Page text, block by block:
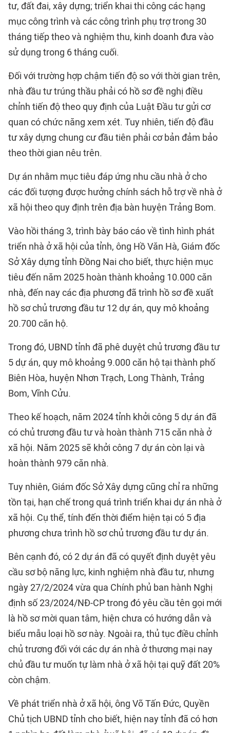
tư, đất đai, xây dựng; triển khai thi công các hạng
mục công trình và các công trình phụ trợ trong 30
tháng tiếp theo và nghiệm thu, kinh doanh đưa vào
sử dụng trong 6 tháng cuối.
Đối với trường hợp chậm tiến độ so với thời gian trên,
nhà đầu tư trúng thầu phải có hồ sơ đề nghị điều
chỉnh tiến độ theo quy định của Luật Đầu tư gửi cơ
quan có chức năng xem xét. Tuy nhiên, tiến độ đầu
tư xây dựng chung cư đầu tiên phải cơ bản đảm bảo
theo thời gian nêu trên.
Dự án nhằm mục tiêu đáp ứng nhu cầu nhà ở cho
các đối tượng được hưởng chính sách hỗ trợ về nhà ở
xã hội theo quy định trên địa bàn huyện Trảng Bom.
Vào hồi tháng 3, trình bày báo cáo về tình hình phát
triển nhà ở xã hội của tỉnh, ông Hồ Văn Hà, Giám đốc
Sở Xây dựng tỉnh Đồng Nai cho biết, thực hiện mục
tiêu đến năm 2025 hoàn thành khoảng 10.000 căn
nhà, đến nay các địa phương đã trình hồ sơ đề xuất
hồ sơ chủ trương đầu tư 12 dự án, quy mô khoảng
20.700 căn hộ.
Trong đó, UBND tỉnh đã phê duyệt chủ trương đầu tư
5 dự án, quy mô khoảng 9.000 căn hộ tại thành phố
Biên Hòa, huyện Nhơn Trạch, Long Thành, Trảng
Bom, Vĩnh Cửu.
Theo kế hoạch, năm 2024 tỉnh khởi công 5 dự án đã
có chủ trương đầu tư và hoàn thành 715 căn nhà ở
xã hội. Năm 2025 sẽ khởi công 7 dự án còn lại và
hoàn thành 979 căn nhà.
Tuy nhiên, Giám đốc Sở Xây dựng cũng chỉ ra những
tồn tại, hạn chế trong quá trình triển khai dự án nhà ở
xã hội. Cụ thể, tính đến thời điểm hiện tại có 5 địa
phương chưa trình hồ sơ chủ trương đầu tư dự án.
Bên cạnh đó, có 2 dự án đã có quyết định duyệt yêu
cầu sơ bộ năng lực, kinh nghiệm nhà đầu tư, nhưng
ngày 27/2/2024 vừa qua Chính phủ ban hành Nghị
định số 23/2024/NĐ-CP trong đó yêu cầu tên gọi mới
là hồ sơ mời quan tâm, hiện chưa có hướng dẫn và
biểu mẫu loại hồ sơ này. Ngoài ra, thủ tục điều chỉnh
chủ trương đối với các dự án nhà ở thương mại nay
chủ đầu tư muốn tự làm nhà ở xã hội tại quỹ đất 20%
còn chậm.
Về phát triển nhà ở xã hội, ông Võ Tấn Đức, Quyền
Chủ tịch UBND tỉnh cho biết, hiện nay tỉnh đã có hơn